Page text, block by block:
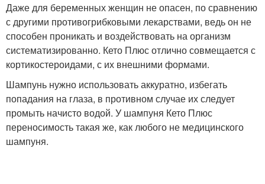
Даже для беременных женщин не опасен, по сравнению
с другими противогрибковыми лекарствами, ведь он не
способен проникать и воздействовать на организм
систематизированно. Кето Плюс отлично совмещается с
кортикостероидами, с их внешними формами.
Шампунь нужно использовать аккуратно, избегать
попадания на глаза, в противном случае их следует
промыть начисто водой. У шампуня Кето Плюс
переносимость такая же, как любого не медицинского
шампуня.